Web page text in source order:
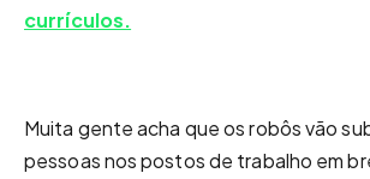
currículos.
Muita gente acha que os robôs vão
pessoas nos postos de trabalho em